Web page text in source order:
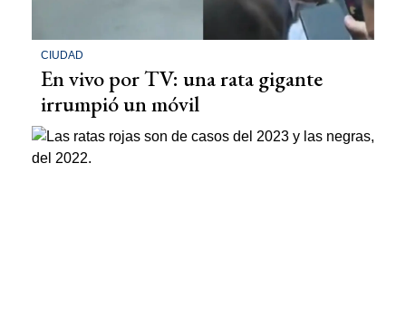
CIUDAD
En vivo por TV: una rata gigante
irrumpió un móvil